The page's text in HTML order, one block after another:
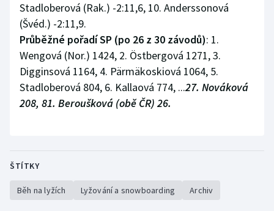
Stadloberová (Rak.) -2:11,6, 10. Anderssonová
(Švéd.) -2:11,9.
Průběžné pořadí SP (po 26 z 30 závodů): 1.
Wengová (Nor.) 1424, 2. Östbergová 1271, 3.
Digginsová 1164, 4. Pärmäkoskiová 1064, 5.
Stadloberová 804, 6. Kallaová 774, ...27. Nováková
208, 81. Beroušková (obě ČR) 26.
ŠTÍTKY
Běh na lyžích Lyžování a snowboarding Archiv